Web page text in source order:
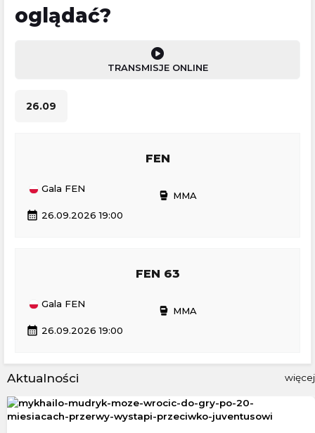
oglądać?
TRANSMISJE ONLINE
26.09
FEN
Gala FEN
sports_mma MMA
calendar_month 26.09.2026 19:00
FEN 63
Gala FEN
sports_mma MMA
calendar_month 26.09.2026 19:00
Aktualności więcej